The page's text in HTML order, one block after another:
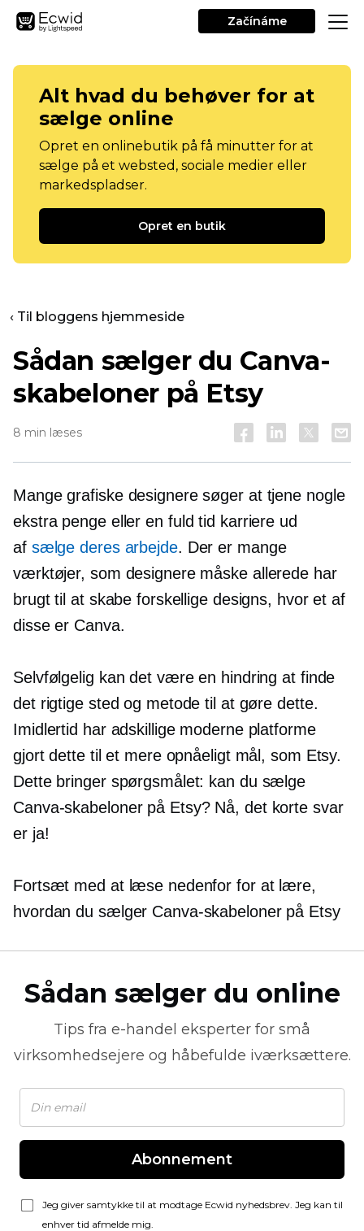
Začínáme
Alt hvad du behøver for at
sælge online
Opret en onlinebutik på få minutter for at
sælge på et websted, sociale medier eller
markedspladser.
Opret en butik
‹ Til bloggens hjemmeside
Sådan sælger du Canva-
skabeloner på Etsy
8 min læses
Mange grafiske designere søger at tjene nogle
ekstra penge eller en fuld tid karriere ud
af sælge deres arbejde. Der er mange
værktøjer, som designere måske allerede har
brugt til at skabe forskellige designs, hvor et af
disse er Canva.
Selvfølgelig kan det være en hindring at finde
det rigtige sted og metode til at gøre dette.
Imidlertid har adskillige moderne platforme
gjort dette til et mere opnåeligt mål, som Etsy.
Dette bringer spørgsmålet: kan du sælge
Canva-skabeloner på Etsy? Nå, det korte svar
er ja!
Fortsæt med at læse nedenfor for at lære,
hvordan du sælger Canva-skabeloner på Etsy
Sådan sælger du online
Tips fra e-handel eksperter for små
virksomhedsejere og håbefulde iværksættere.
Abonnement
Jeg giver samtykke til at modtage Ecwid nyhedsbrev. Jeg kan til
enhver tid afmelde mig.